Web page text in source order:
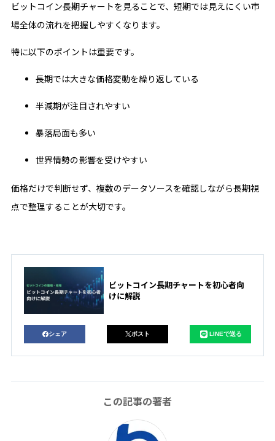
ビットコイン長期チャートを見ることで、短期では見えにくい市
場全体の流れを把握しやすくなります。
特に以下のポイントは重要です。
長期では大きな価格変動を繰り返している
半減期が注目されやすい
暴落局面も多い
世界情勢の影響を受けやすい
価格だけで判断せず、複数のデータソースを確認しながら長期視
点で整理することが大切です。
ビットコイン長期チャートを初心者向
けに解説
シェア ポスト LINEで送る
この記事の著者